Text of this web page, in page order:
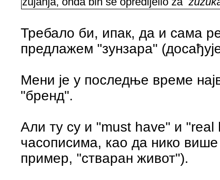
Требало би, ипак, да и сама
предлажем "зунзара"
Мени је у последње време
"бренд".
Али ту су и "must have" и
часописима, као да нико
пример, "стваран живот").